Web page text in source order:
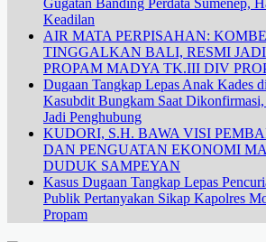
Gugatan Banding Perdata Sumenep,
Keadilan
AIR MATA PERPISAHAN:
TINGGALKAN BALI, RESMI
PROPAM MADYA TK.III DIV
Dugaan Tangkap Lepas Anak Kades
Kasubdit Bungkam Saat
Jadi Penghubung
KUDORI, S.H. BAWA VISI
DAN PENGUATAN EKONOMI
DUDUK SAMPEYAN
Kasus Dugaan Tangkap Lepas
Publik Pertanyakan Sikap Kapolres
Propam